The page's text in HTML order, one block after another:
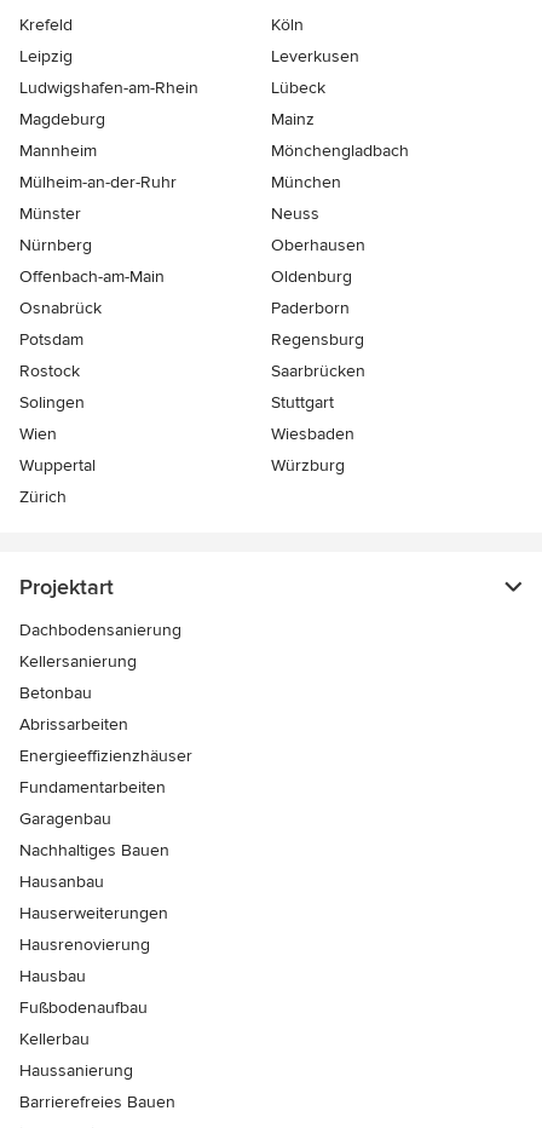
Krefeld
Köln
Leipzig
Leverkusen
Ludwigshafen-am-Rhein
Lübeck
Magdeburg
Mainz
Mannheim
Mönchen­gladbach
Mülheim-an-der-Ruhr
München
Münster
Neuss
Nürnberg
Oberhausen
Offenbach-am-Main
Oldenburg
Osnabrück
Paderborn
Potsdam
Regensburg
Rostock
Saarbrücken
Solingen
Stuttgart
Wien
Wiesbaden
Wuppertal
Würzburg
Zürich
Projektart
Dachbodensanierung
Kellersanierung
Betonbau
Abrissarbeiten
Energieeffizienzhäuser
Fundamentarbeiten
Garagenbau
Nachhaltiges Bauen
Hausanbau
Hauserweiterungen
Hausrenovierung
Hausbau
Fußbodenaufbau
Kellerbau
Haussanierung
Barrierefreies Bauen